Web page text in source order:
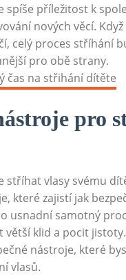
spíše příležitost k
nových věcí.
celý proces stříhání
pro obě strany.
pro
stříhat vlasy svému
které zajistí jak
usnadní samotný
klid a pocit
nástroje, které
vlasů.